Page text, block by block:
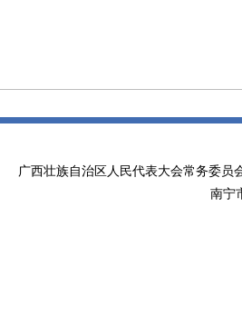
广西壮族自治区人民代表大会常务委
南宁